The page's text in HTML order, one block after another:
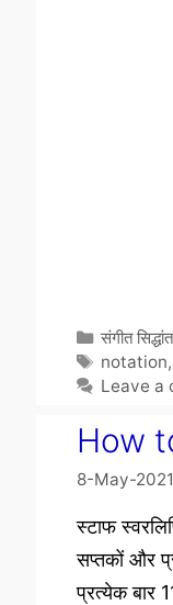
संगीत सिद्धांत
Tags
notation
Leave a
How
8-May-2021
स्टाफ
सप्तकों और
प्रत्येक बार